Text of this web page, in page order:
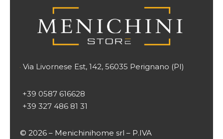
Via Livornese Est, 142, 56035 Perignano (PI)
+39 0587 616628
+39 327 486 81 31
© 2026 – Menichinihome srl – P.IVA